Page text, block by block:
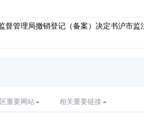
督管理局撤销登记（备案）决定书沪市
重要网站 相关重要链接